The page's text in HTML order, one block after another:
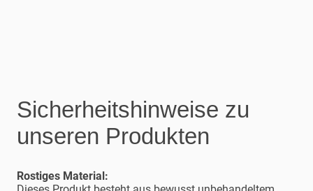
Sicherheitshinweise zu
unseren Produkten
Rostiges Material: